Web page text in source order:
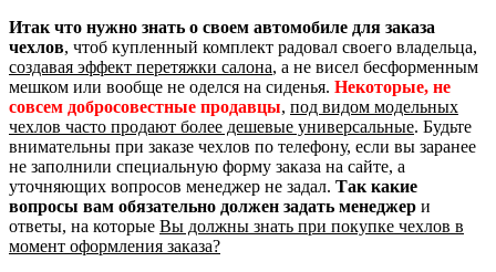
Итак что нужно знать о своем автомобиле для заказа
чехлов, чтоб купленный комплект радовал своего владельца,
создавая эффект перетяжки салона, а не висел бесформенным
мешком или вообще не оделся на сиденья. Некоторые, не
совсем добросовестные продавцы, под видом модельных
чехлов часто продают более дешевые универсальные. Будьте
внимательны при заказе чехлов по телефону, если вы заранее
не заполнили специальную форму заказа на сайте, а
уточняющих вопросов менеджер не задал. Так какие
вопросы вам обязательно должен задать менеджер и
ответы, на которые Вы должны знать при покупке чехлов в
момент оформления заказа?